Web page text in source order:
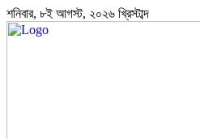
শনিবার, ৮ই আগস্ট, ২০২৬ খ্রিস্টাব্দ